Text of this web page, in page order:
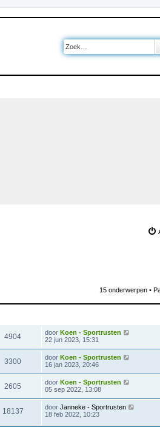
15 onderwerpen •
4904 door Koen - Sportrusten
22 jun 2023, 15:31
3300 door Koen - Sportrusten
16 jan 2023, 20:46
2605 door Koen - Sportrusten
05 sep 2022, 13:08
18137 door Janneke - Sportrusten
18 feb 2022, 10:23